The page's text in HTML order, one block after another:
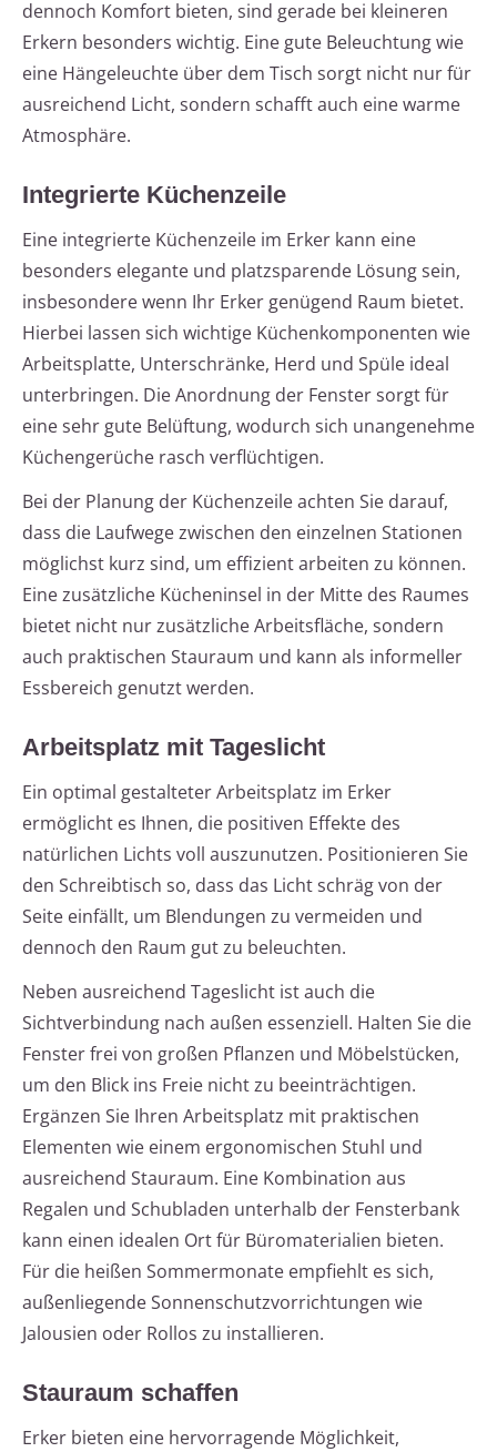
dennoch Komfort bieten, sind gerade bei kleineren
Erkern besonders wichtig. Eine gute Beleuchtung wie
eine Hängeleuchte über dem Tisch sorgt nicht nur für
ausreichend Licht, sondern schafft auch eine warme
Atmosphäre.
Integrierte Küchenzeile
Eine integrierte Küchenzeile im Erker kann eine
besonders elegante und platzsparende Lösung sein,
insbesondere wenn Ihr Erker genügend Raum bietet.
Hierbei lassen sich wichtige Küchenkomponenten wie
Arbeitsplatte, Unterschränke, Herd und Spüle ideal
unterbringen. Die Anordnung der Fenster sorgt für
eine sehr gute Belüftung, wodurch sich unangenehme
Küchengerüche rasch verflüchtigen.
Bei der Planung der Küchenzeile achten Sie darauf,
dass die Laufwege zwischen den einzelnen Stationen
möglichst kurz sind, um effizient arbeiten zu können.
Eine zusätzliche Kücheninsel in der Mitte des Raumes
bietet nicht nur zusätzliche Arbeitsfläche, sondern
auch praktischen Stauraum und kann als informeller
Essbereich genutzt werden.
Arbeitsplatz mit Tageslicht
Ein optimal gestalteter Arbeitsplatz im Erker
ermöglicht es Ihnen, die positiven Effekte des
natürlichen Lichts voll auszunutzen. Positionieren Sie
den Schreibtisch so, dass das Licht schräg von der
Seite einfällt, um Blendungen zu vermeiden und
dennoch den Raum gut zu beleuchten.
Neben ausreichend Tageslicht ist auch die
Sichtverbindung nach außen essenziell. Halten Sie die
Fenster frei von großen Pflanzen und Möbelstücken,
um den Blick ins Freie nicht zu beeinträchtigen.
Ergänzen Sie Ihren Arbeitsplatz mit praktischen
Elementen wie einem ergonomischen Stuhl und
ausreichend Stauraum. Eine Kombination aus
Regalen und Schubladen unterhalb der Fensterbank
kann einen idealen Ort für Büromaterialien bieten.
Für die heißen Sommermonate empfiehlt es sich,
außenliegende Sonnenschutzvorrichtungen wie
Jalousien oder Rollos zu installieren.
Stauraum schaffen
Erker bieten eine hervorragende Möglichkeit,